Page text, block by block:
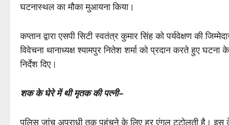
घटनास्थल का मौका मुआयना किया।
कप्तान द्वारा एसपी सिटी स्वतंत्र कुमार सिंह को पर्यवेक्षण की
विवेचना थानाध्यक्ष श्यामपुर नितेश शर्मा को प्रदान करते हुए
निर्देश दिए।
शक के घेरे में थी मृतक की पत्नी–
पुलिस जांच अपराधी तक पहुंचने के लिए हर एंगल टटोलती है।